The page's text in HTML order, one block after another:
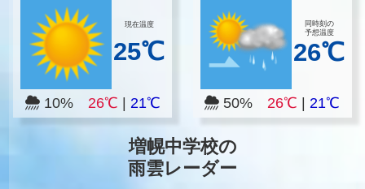
現在温度
25℃
10% 26℃ 21℃
同時刻の
予想温度
26℃
50%26℃ |21℃
増幌中学校の
雨雲レーダー